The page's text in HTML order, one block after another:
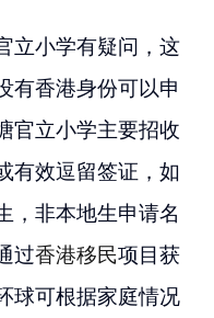
立小学有疑问，这
有香港身份可以申
官立小学主要招收
有效逗留签证，如
，非本地生申请名
过香港移民项目获
球可根据家庭情况